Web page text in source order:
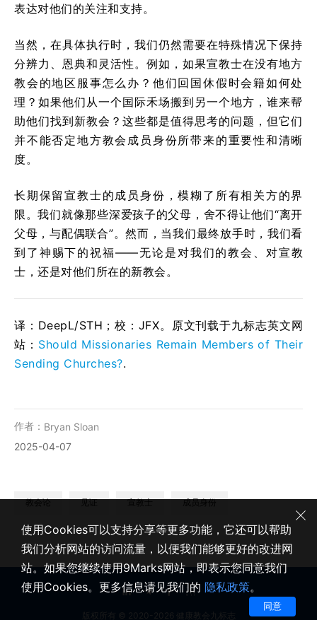
表达对他们的关注和支持。
当然，在具体执行时，我们仍然需要在特殊情况下保持
分辨力、恩典和灵活性。例如，如果宣教士在没有地方
教会的地区服事怎么办？他们回国休假时会籍如何处
理？如果他们从一个国际禾场搬到另一个地方，谁来帮
助他们找到新教会？这些都是值得思考的问题，但它们
并不能否定地方教会成员身份所带来的重要性和清晰
度。
长期保留宣教士的成员身份，模糊了所有相关方的界
限。我们就像那些深爱孩子的父母，舍不得让他们“离开
父母，与配偶联合”。然而，当我们最终放手时，我们看
到了神赐下的祝福——无论是对我们的教会、对宣教
士，还是对他们所在的新教会。
译：DeepL/STH；校： JFX。原文刊载于九标志英文网
站： Should Missionaries Remain Members of Their
Sending Churches?.
作者： Bryan Sloan
2025-04-07
教会论 见证 宣教士 成员身份
版权所有 © 2020-2026 健康教会九标志
使用Cookies可以支持分享等更多功能，它还可以帮助
我们分析网站的访问流量，以便我们能够更好的改进网
站。如果您继续使用9Marks网站，即表示您同意我们
使用Cookies。更多信息请见我们的 隐私政策。
同意